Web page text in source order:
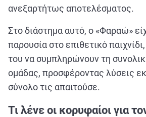
ανεξαρτήτως αποτελέσματος.
Στο διάστημα αυτό, ο «Φαραώ»
παρουσία στο επιθετικό
του να συμπληρώνουν τη
ομάδας, προσφέροντας λύσεις
σύνολο τις απαιτούσε.
Τι λένε οι κορυφαίοι για